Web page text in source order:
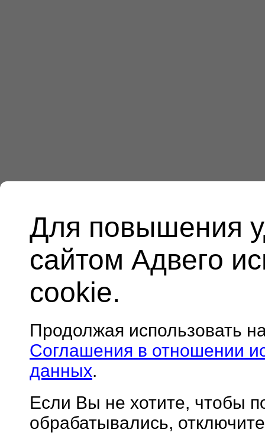
Для повышения
сайтом Адвего
cookie.
Продолжая использовать
Соглашения в отношении
данных.
Если Вы не хотите, чтобы
обрабатывались,